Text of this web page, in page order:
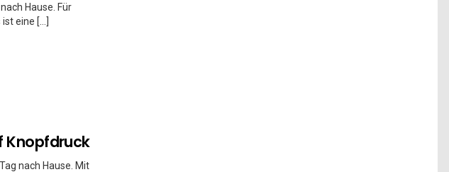
Hause. Für
eine […]
Knopfdruck
nach Hause. Mit